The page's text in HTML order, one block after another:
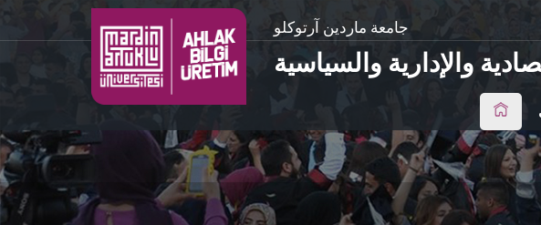
جامعة ماردين آرتوكلو
والإدارية والسياسية